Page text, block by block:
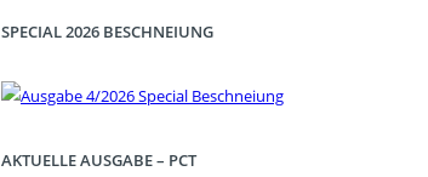
SPECIAL 2026 BESCHNEIUNG
AKTUELLE AUSGABE – PCT